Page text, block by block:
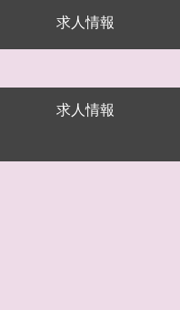
求人情報
求人情報